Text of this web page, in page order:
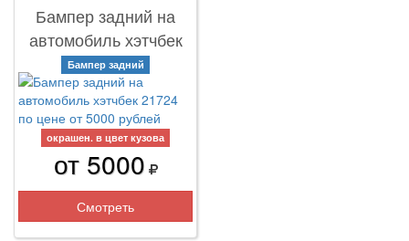
Бампер задний на
автомобиль хэтчбек
21724
Бампер задний
окрашен. в цвет кузова
от 5000
Смотреть